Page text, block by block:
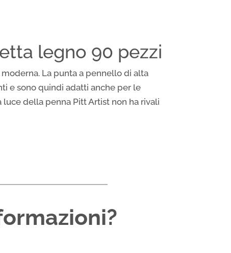
legno 90 pezzi
La punta a pennello di alta
e sono quindi adatti anche per le
luce della penna Pitt Artist non ha rivali